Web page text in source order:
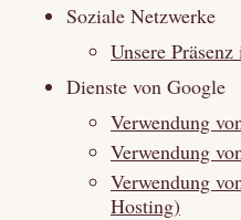
Soziale Netzwerke
Unsere
Dienste von Google
Verwendung
Verwendung
Verwendung
Hosting)